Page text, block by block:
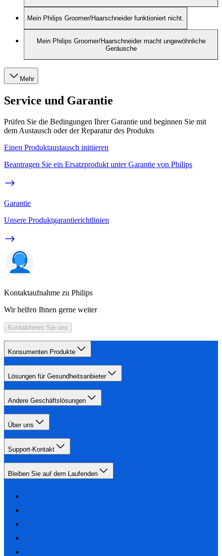
Mein Philips Groomer/Haarschneider funktioniert nicht.
Mein Philips Groomer/Haarschneider macht ungewöhnliche
Geräusche
Mehr
Service und Garantie
Prüfen Sie die Bedingungen Ihrer Garantie und beginnen Sie mit
dem Austausch oder der Reparatur des Produkts
Einen Produktaustausch initiieren
Beantragen Sie ein Ersatzprodukt unter Garantie von Philips
Garantie
Unsere Produktgarantierichtlinien
Kontaktaufnahme zu Philips
Wir helfen Ihnen gerne weiter
Kontaktieren Sie uns
Konsumenten Produkte
Lösungen für Gesundheitsanbieter
Andere Geschäftslösungen
Über uns
Support-Kontakt
Bleiben Sie auf dem Laufenden